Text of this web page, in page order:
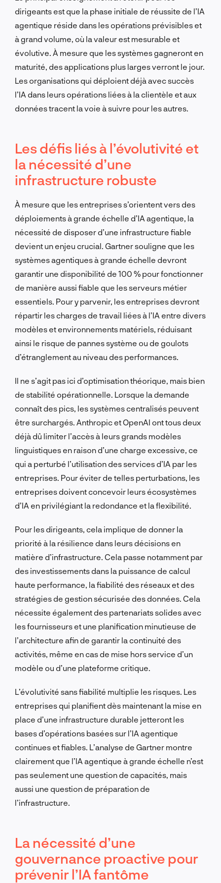
dirigeants est que la phase initiale de réussite de l’IA
agentique réside dans les opérations prévisibles et
à grand volume, où la valeur est mesurable et
évolutive. À mesure que les systèmes gagneront en
maturité, des applications plus larges verront le jour.
Les organisations qui déploient déjà avec succès
l’IA dans leurs opérations liées à la clientèle et aux
données tracent la voie à suivre pour les autres.
Les défis liés à l’évolutivité et
la nécessité d’une
infrastructure robuste
À mesure que les entreprises s’orientent vers des
déploiements à grande échelle d’IA agentique, la
nécessité de disposer d’une infrastructure fiable
devient un enjeu crucial. Gartner souligne que les
systèmes agentiques à grande échelle devront
garantir une disponibilité de 100 % pour fonctionner
de manière aussi fiable que les serveurs métier
essentiels. Pour y parvenir, les entreprises devront
répartir les charges de travail liées à l’IA entre divers
modèles et environnements matériels, réduisant
ainsi le risque de pannes système ou de goulots
d’étranglement au niveau des performances.
Il ne s’agit pas ici d’optimisation théorique, mais bien
de stabilité opérationnelle. Lorsque la demande
connaît des pics, les systèmes centralisés peuvent
être surchargés. Anthropic et OpenAI ont tous deux
déjà dû limiter l’accès à leurs grands modèles
linguistiques en raison d’une charge excessive, ce
qui a perturbé l’utilisation des services d’IA par les
entreprises. Pour éviter de telles perturbations, les
entreprises doivent concevoir leurs écosystèmes
d’IA en privilégiant la redondance et la flexibilité.
Pour les dirigeants, cela implique de donner la
priorité à la résilience dans leurs décisions en
matière d’infrastructure. Cela passe notamment par
des investissements dans la puissance de calcul
haute performance, la fiabilité des réseaux et des
stratégies de gestion sécurisée des données. Cela
nécessite également des partenariats solides avec
les fournisseurs et une planification minutieuse de
l’architecture afin de garantir la continuité des
activités, même en cas de mise hors service d’un
modèle ou d’une plateforme critique.
L’évolutivité sans fiabilité multiplie les risques. Les
entreprises qui planifient dès maintenant la mise en
place d’une infrastructure durable jetteront les
bases d’opérations basées sur l’IA agentique
continues et fiables. L’analyse de Gartner montre
clairement que l’IA agentique à grande échelle n’est
pas seulement une question de capacités, mais
aussi une question de préparation de
l’infrastructure.
La nécessité d’une
gouvernance proactive pour
prévenir l’IA fantôme